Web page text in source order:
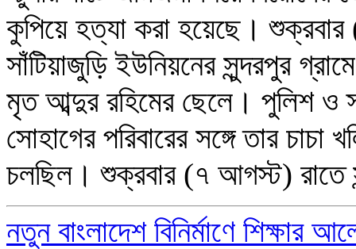
কুপিয়ে হত্যা করা হয়েছে।
সাঁটিয়াজুড়ি ইউনিয়নের সুন্দরপুর
মৃত আব্দুর রহিমের ছেলে। পুলিশ ও
সোহাগের পরিবারের সঙ্গে তার চাচা
চলছিল। শুক্রবার (৭ আগস্ট) রাতে
নতুন বাংলাদেশ বিনির্মাণে শিক্ষার